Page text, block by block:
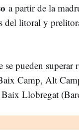
a partir de la
del litoral y
pueden superar
Camp, Alt
Llobregat